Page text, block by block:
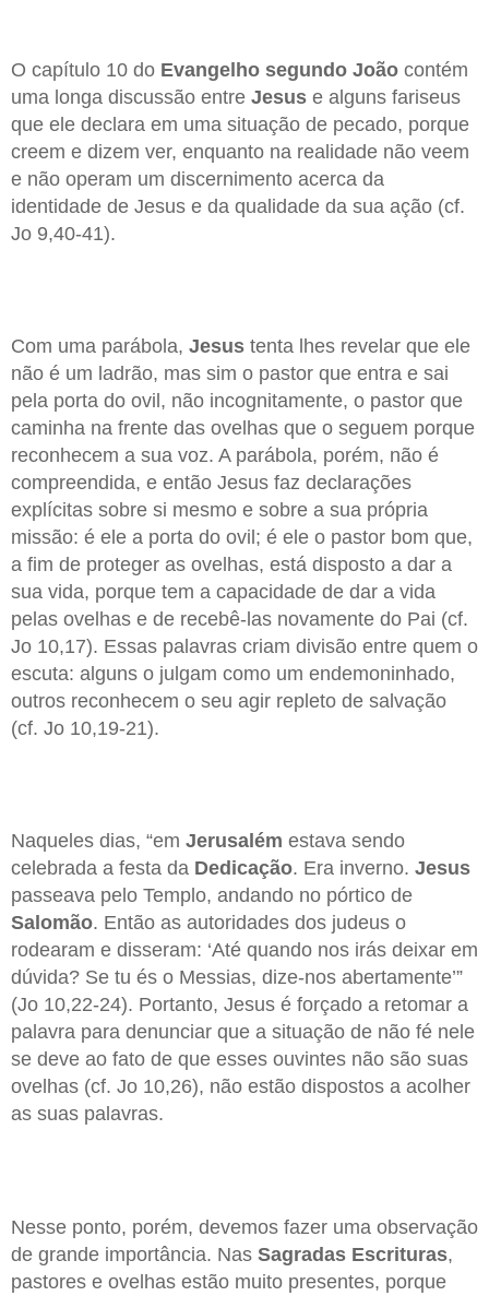
O capítulo 10 do Evangelho segundo João contém
uma longa discussão entre Jesus e alguns fariseus
que ele declara em uma situação de pecado, porque
creem e dizem ver, enquanto na realidade não veem
e não operam um discernimento acerca da
identidade de Jesus e da qualidade da sua ação (cf.
Jo 9,40-41).
Com uma parábola, Jesus tenta lhes revelar que ele
não é um ladrão, mas sim o pastor que entra e sai
pela porta do ovil, não incognitamente, o pastor que
caminha na frente das ovelhas que o seguem porque
reconhecem a sua voz. A parábola, porém, não é
compreendida, e então Jesus faz declarações
explícitas sobre si mesmo e sobre a sua própria
missão: é ele a porta do ovil; é ele o pastor bom que,
a fim de proteger as ovelhas, está disposto a dar a
sua vida, porque tem a capacidade de dar a vida
pelas ovelhas e de recebê-las novamente do Pai (cf.
Jo 10,17). Essas palavras criam divisão entre quem o
escuta: alguns o julgam como um endemoninhado,
outros reconhecem o seu agir repleto de salvação
(cf. Jo 10,19-21).
Naqueles dias, “em Jerusalém estava sendo
celebrada a festa da Dedicação. Era inverno. Jesus
passeava pelo Templo, andando no pórtico de
Salomão. Então as autoridades dos judeus o
rodearam e disseram: ‘Até quando nos irás deixar em
dúvida? Se tu és o Messias, dize-nos abertamente’”
(Jo 10,22-24). Portanto, Jesus é forçado a retomar a
palavra para denunciar que a situação de não fé nele
se deve ao fato de que esses ouvintes não são suas
ovelhas (cf. Jo 10,26), não estão dispostos a acolher
as suas palavras.
Nesse ponto, porém, devemos fazer uma observação
de grande importância. Nas Sagradas Escrituras,
pastores e ovelhas estão muito presentes, porque